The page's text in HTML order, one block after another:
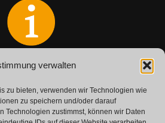
verwalten
zu bieten, verwenden wir Technologien wie
zu speichern und/oder darauf
Technologien zustimmst, können wir Daten
Sie Fragen?